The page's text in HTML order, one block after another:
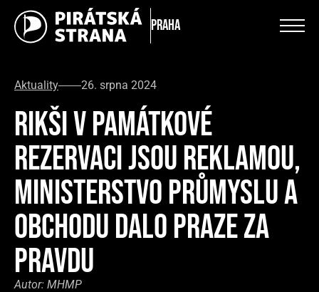
Praha
Aktuality 26. srpna 2024
RIKŠI V PAMÁTKOVÉ
REZERVACI JSOU REKLAMOU,
MINISTERSTVO PRŮMYSLU A
OBCHODU DALO PRAZE ZA
PRAVDU
Autor: MHMP